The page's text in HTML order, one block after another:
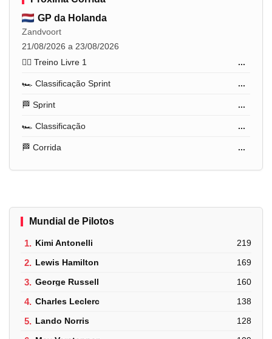
GP da Holanda
Zandvoort
21/08/2026 a 23/08/2026
🏋️‍♂️ Treino Livre 1
...
🏎️ Classificação Sprint ...
🏁 Sprint ...
🏎️ Classificação ...
🏁 Corrida ...
Mundial de Pilotos
1. Kimi Antonelli 219
2. Lewis Hamilton 169
3. George Russell 160
4. Charles Leclerc 138
5. Lando Norris 128